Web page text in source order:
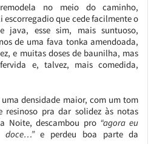
no meio do caminho,
que cede facilmente o
esse sim, mais suntuoso,
de uma fava tonka amendoada,
e muitas doses de baunilha, mas
e, talvez, mais comedida,
densidade maior, com um tom
resinoso pra dar solidez às notas
Noite, descambou pro “agora eu
doce…”e perdeu boa parte da